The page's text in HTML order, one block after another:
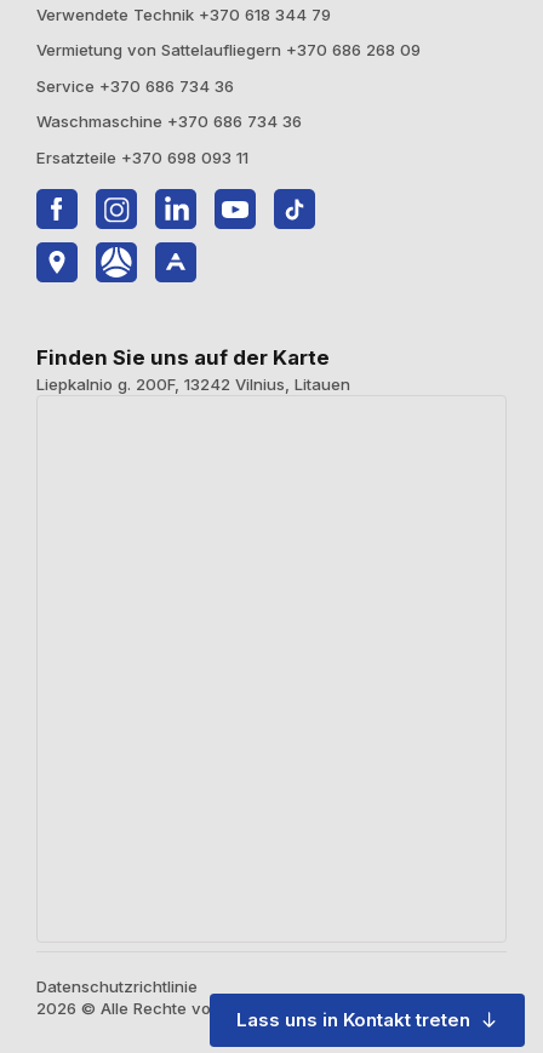
Lass uns in Kontakt treten
Verwendete Technik +370 618 344 79
Vermietung von Sattelaufliegern +370 686 268 09
Service +370 686 734 36
Waschmaschine +370 686 734 36
Ersatzteile +370 698 093 11
Finden Sie uns auf der Karte
Liepkalnio g. 200F, 13242 Vilnius, Litauen
Datenschutzrichtlinie
2026 © Alle Rechte vorbehalten